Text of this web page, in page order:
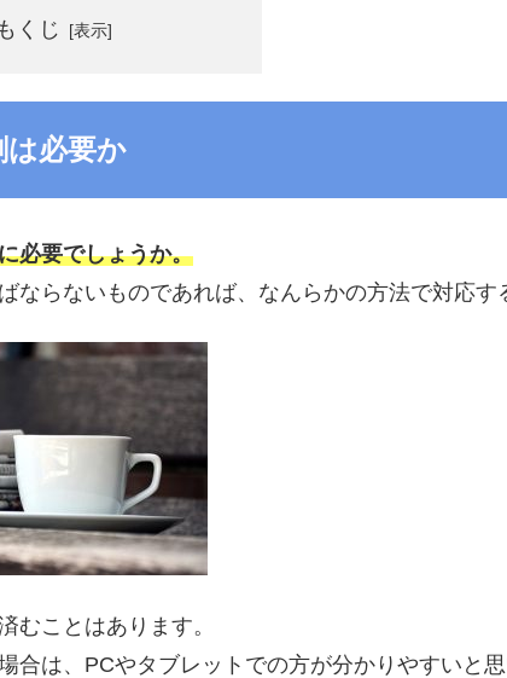
もくじ
は必要か
必要でしょうか。
ならないものであれば、なんらかの方法で対応す
むことはあります。
合は、PCやタブレットでの方が分かりやすいと思